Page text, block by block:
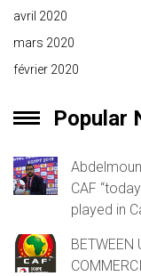
avril 2020
mars 2020
février 2020
Popular
CAF
played in
BETWEEN